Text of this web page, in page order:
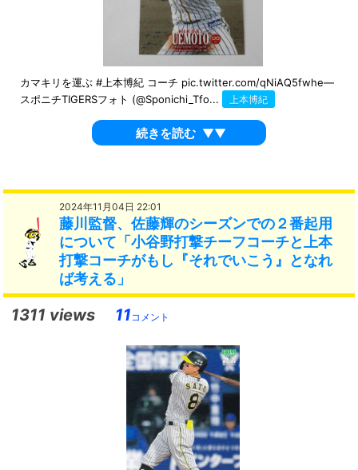
カマキリを運ぶ #上本博紀 コーチ pic.twitter.com/qNiAQ5fwhe—
スポニチTIGERSフォト (@Sponichi_Tfo...
上本博紀
続きを読む ▼▼
2024年11月04日 22:01
藤川監督、佐藤輝のシーズンでの２番起用
について「小谷野打撃チーフコーチと上本
打撃コーチがもし『それでいこう』となれ
ば考える」
1311 views 11 コメント